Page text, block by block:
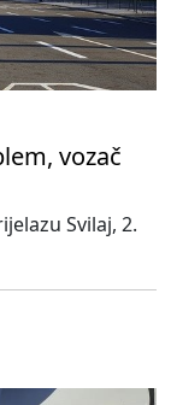
vozač
Svilaj, 2.